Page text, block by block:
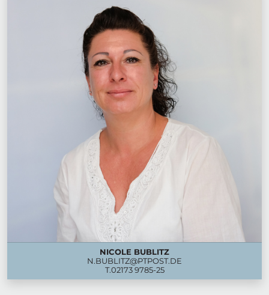
NICOLE BUBLITZ
N.BUBLITZ@PTPOST.DE
T.02173 9785-25